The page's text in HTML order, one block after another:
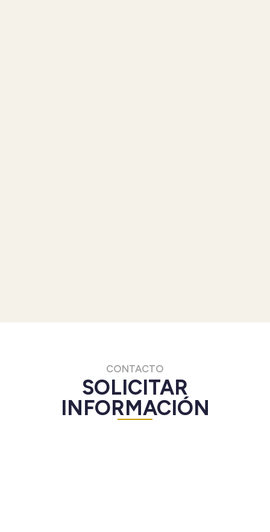
CONTACTO
SOLICITAR
INFORMACIÓN